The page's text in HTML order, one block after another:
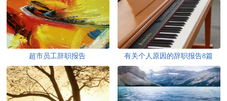
超市员工辞职报告 有关个人原因的辞职报告8篇